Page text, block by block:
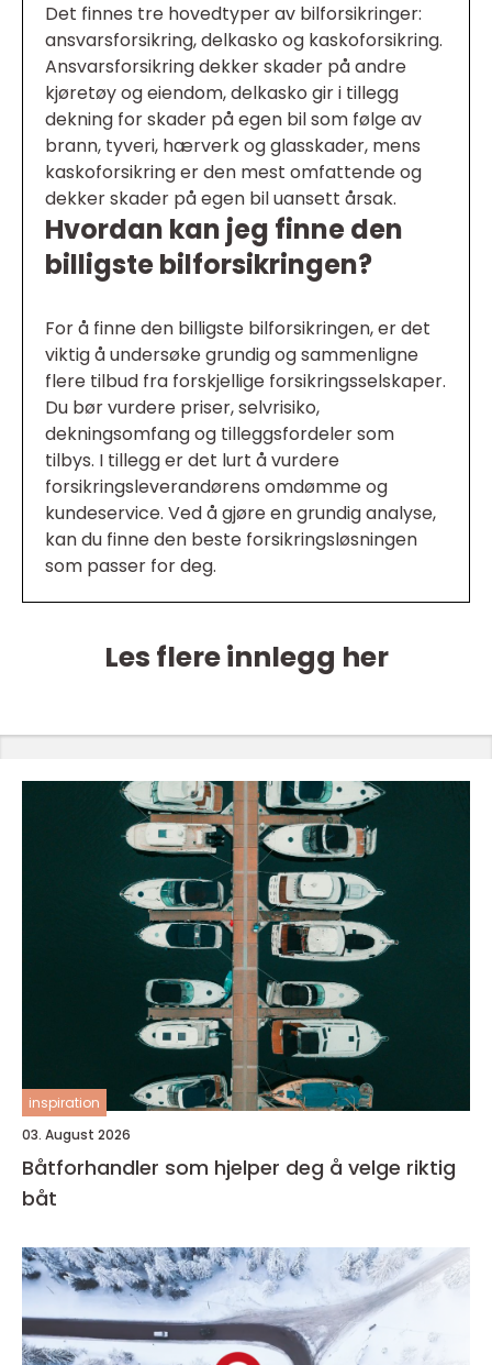
Det finnes tre hovedtyper av bilforsikringer:
ansvarsforsikring, delkasko og kaskoforsikring.
Ansvarsforsikring dekker skader på andre
kjøretøy og eiendom, delkasko gir i tillegg
dekning for skader på egen bil som følge av
brann, tyveri, hærverk og glasskader, mens
kaskoforsikring er den mest omfattende og
dekker skader på egen bil uansett årsak.
Hvordan kan jeg finne den
billigste bilforsikringen?
For å finne den billigste bilforsikringen, er det
viktig å undersøke grundig og sammenligne
flere tilbud fra forskjellige forsikringsselskaper.
Du bør vurdere priser, selvrisiko,
dekningsomfang og tilleggsfordeler som
tilbys. I tillegg er det lurt å vurdere
forsikringsleverandørens omdømme og
kundeservice. Ved å gjøre en grundig analyse,
kan du finne den beste forsikringsløsningen
som passer for deg.
Les flere innlegg her
inspiration
03. August 2026
Båtforhandler som hjelper deg å velge riktig
båt